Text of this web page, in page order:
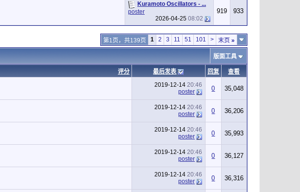
Kuramoto Oscillators - ...
poster
2026-04-25 08:02
919 933
第1页，共139页 1 2 3 11 51 101 > 末页 »
版面工具
评分 最后发表 回复 查看
2019-12-14 20:46
poster
0 35,048
2019-12-14 20:46
poster
0 36,206
2019-12-14 20:46
poster
0 35,993
2019-12-14 20:46
poster
0 36,127
2019-12-14 20:46
poster
0 36,316